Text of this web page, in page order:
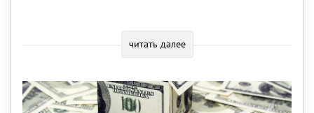
читать далее